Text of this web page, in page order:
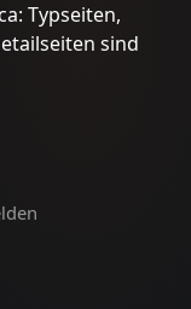
Typseiten,
sind